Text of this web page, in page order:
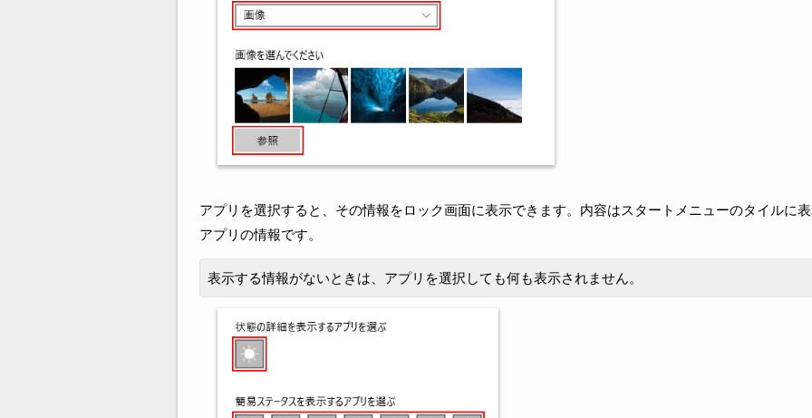
アプリを選択すると、その情報をロック画面に表示できます。内容はスタートメニューのタイルに
アプリの情報です。
表示する情報がないときは、アプリを選択しても何も表示されません。